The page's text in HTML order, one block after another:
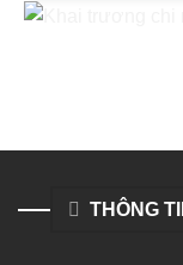
THÔNG